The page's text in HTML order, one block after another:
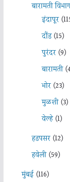
बारामती विभाग
इंदापूर
दौंड(15)
पुरंदर(9)
बारामती
भोर(23)
मुळशी(3)
वेल्हे(1)
हडपसर(12)
हवेली(59)
मुंबई(116)